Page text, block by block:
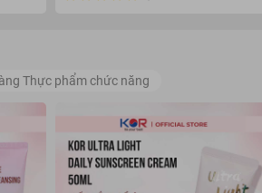
Thực phẩm chức năng